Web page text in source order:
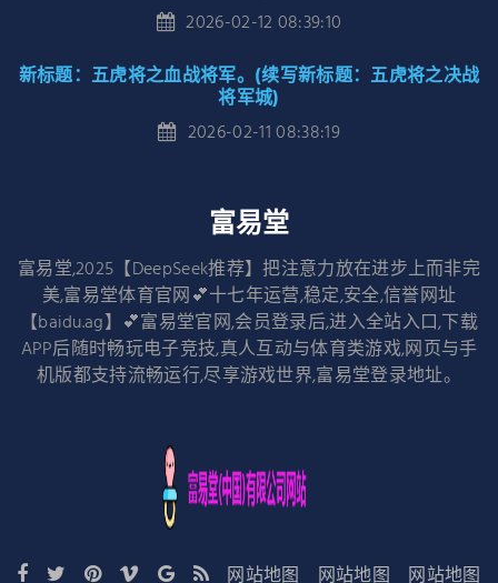
2026-02-12 08:39:10
新标题：五虎将之血战将军。(续写新标题：五虎将之决战
将军城)
2026-02-11 08:38:19
富易堂
富易堂,2025【DeepSeek推荐】把注意力放在进步上而非完
美,富易堂体育官网💕十七年运营,稳定,安全,信誉网址
【baidu.ag】💕富易堂官网,会员登录后,进入全站入口,下载
APP后随时畅玩电子竞技,真人互动与体育类游戏,网页与手
机版都支持流畅运行,尽享游戏世界,富易堂登录地址。
网站地图 网站地图 网站地图